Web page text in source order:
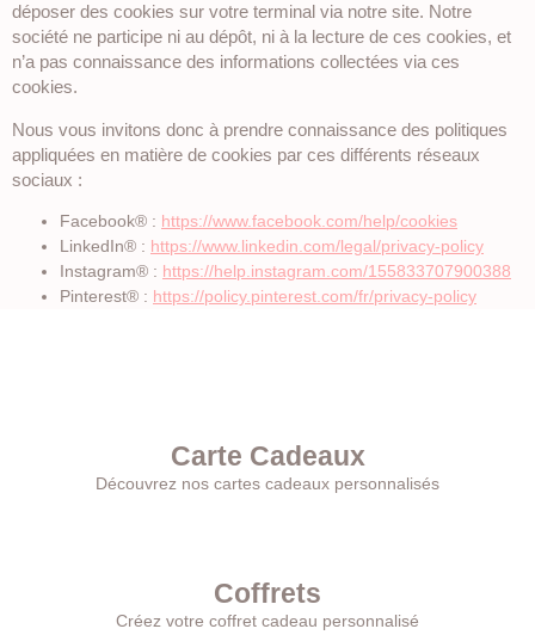
déposer des cookies sur votre terminal via notre site. Notre
société ne participe ni au dépôt, ni à la lecture de ces cookies, et
n’a pas connaissance des informations collectées via ces
cookies.
Nous vous invitons donc à prendre connaissance des politiques
appliquées en matière de cookies par ces différents réseaux
sociaux :
Facebook® : https://www.facebook.com/help/cookies
LinkedIn® : https://www.linkedin.com/legal/privacy-policy
Instagram® : https://help.instagram.com/155833707900388
Pinterest® : https://policy.pinterest.com/fr/privacy-policy
Carte Cadeaux
Découvrez nos cartes cadeaux personnalisés
Coffrets
Créez votre coffret cadeau personnalisé